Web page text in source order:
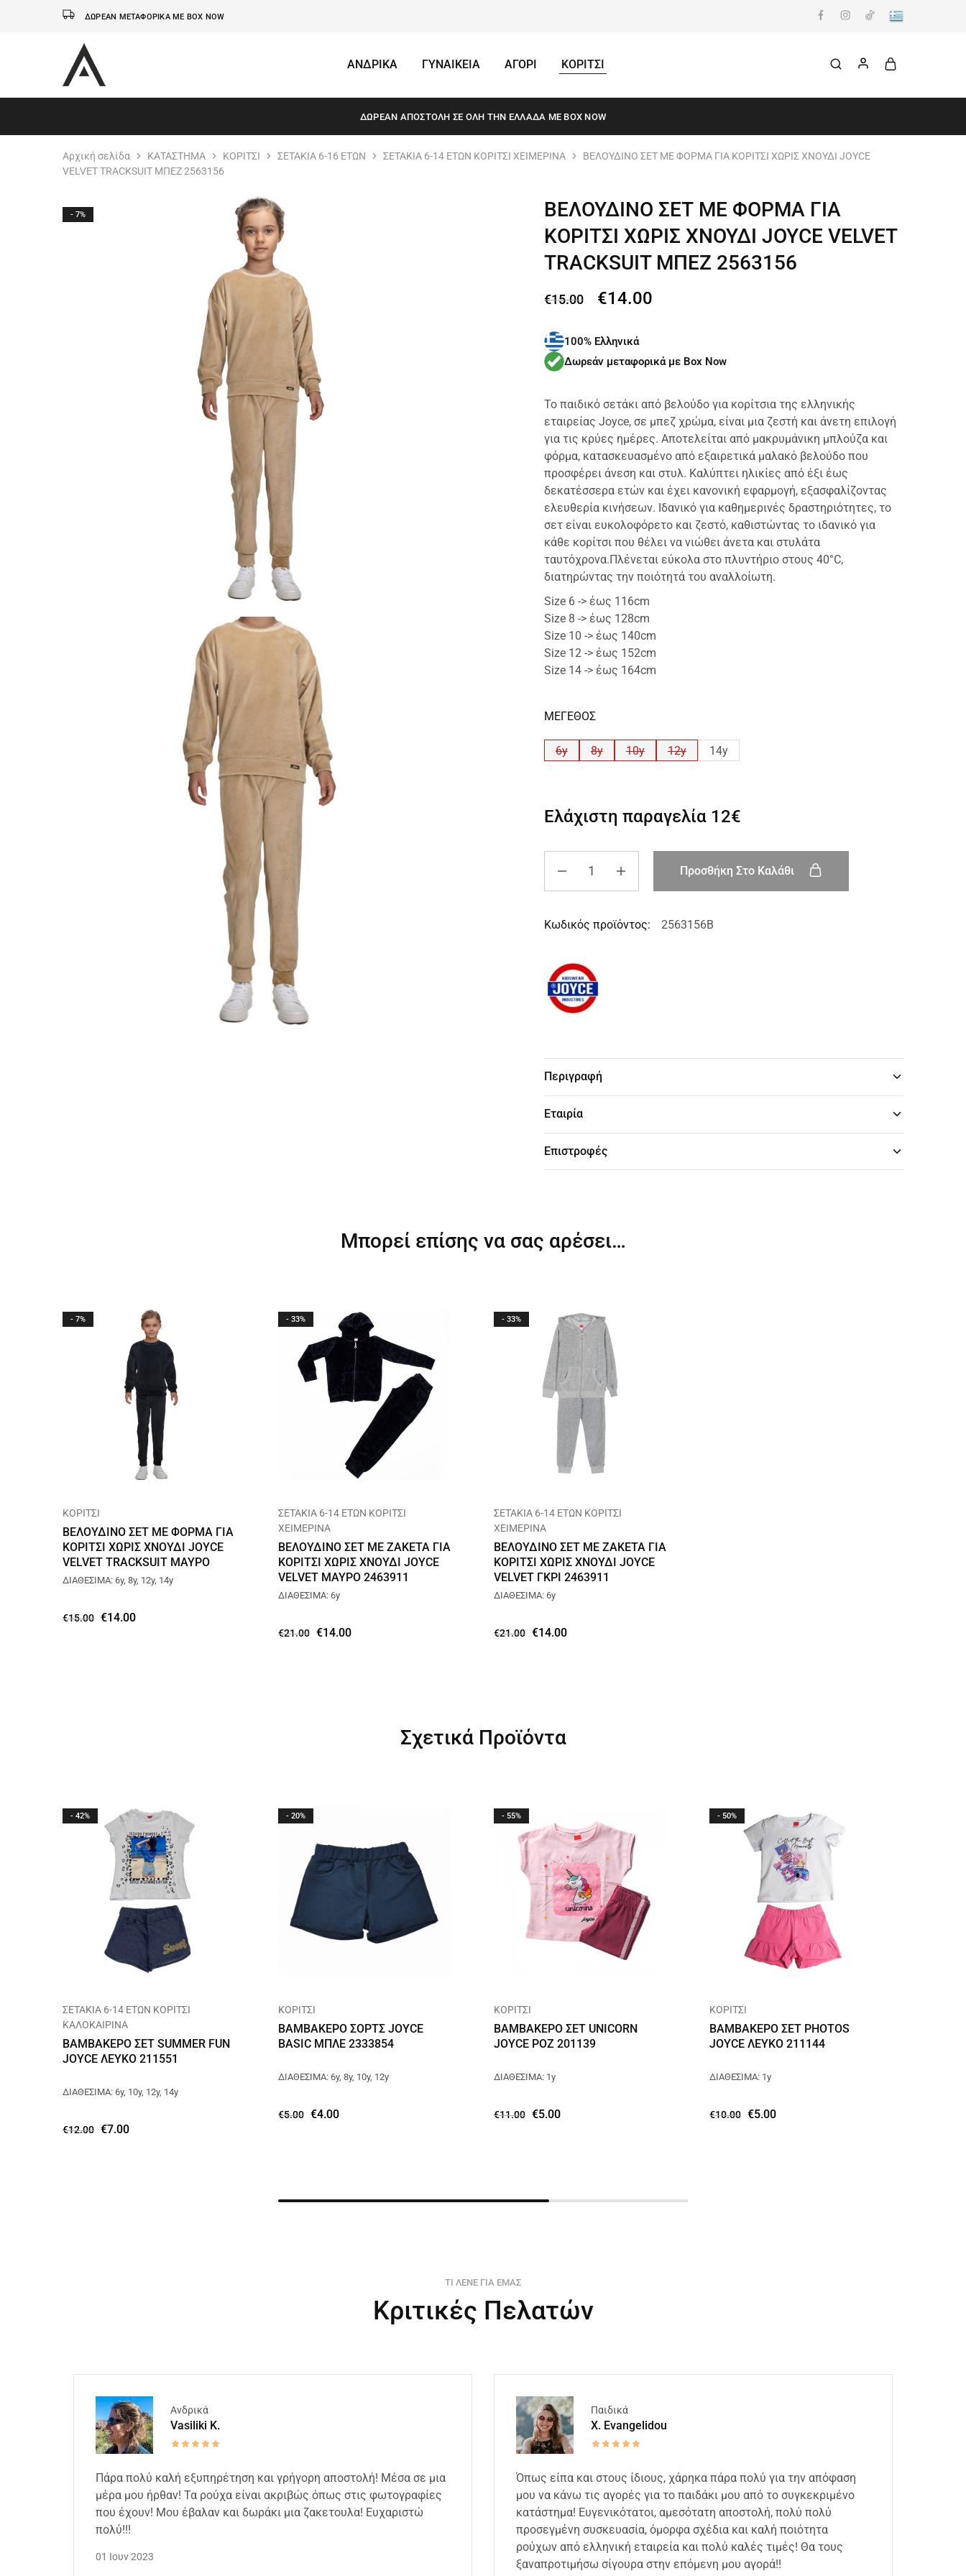
ΔΩΡΕΑΝ ΜΕΤΑΦΟΡΙΚΑ ΜΕ BOX NOW
AxidWear
Παιδικά
,
ΑΝΔΡΙΚΑ ΓΥΝΑΙΚΕΙΑ ΑΓΟΡΙ ΚΟΡΙΤΣΙ
ΔΩΡΕΆΝ ΑΠΟΣΤΟΛΗ ΣΕ ΌΛΗ ΤΗΝ ΕΛΛΆΔΑ ΜΕ BOX NOW
Αρχική σελίδα ΚΑΤΑΣΤΗΜΑ ΚΟΡΙΤΣΙ ΣΕΤΑΚΙΑ 6-16 ΕΤΩΝ ΣΕΤΑΚΙΑ 6-14 ΕΤΩΝ ΚΟΡΙΤΣΙ ΧΕΙΜΕΡΙΝΑ
ΒΕΛΟΥΔΙΝΟ ΣΕΤ ΜΕ ΦΟΡΜΑ ΓΙΑ ΚΟΡΙΤΣΙ ΧΩΡΙΣ ΧΝΟΥΔΙ JOYCE
VELVET TRACKSUIT ΜΠΕΖ 2563156
- 7%
ΒΕΛΟΥΔΙΝΟ ΣΕΤ ΜΕ ΦΟΡΜΑ ΓΙΑ
ΚΟΡΙΤΣΙ ΧΩΡΙΣ ΧΝΟΥΔΙ JOYCE VELVET
TRACKSUIT ΜΠΕΖ 2563156
€15.00 €14.00
100% Ελληνικά
Δωρεάν μεταφορικά με Box Now
Το παιδικό σετάκι από βελούδο για κορίτσια της ελληνικής
εταιρείας Joyce, σε μπεζ χρώμα, είναι μια ζεστή και άνετη επιλογή
για τις κρύες ημέρες. Αποτελείται από μακρυμάνικη μπλούζα και
φόρμα, κατασκευασμένο από εξαιρετικά μαλακό βελούδο που
προσφέρει άνεση και στυλ. Καλύπτει ηλικίες από έξι έως
δεκατέσσερα ετών και έχει κανονική εφαρμογή, εξασφαλίζοντας
ελευθερία κινήσεων. Ιδανικό για καθημερινές δραστηριότητες, το
σετ είναι ευκολοφόρετο και ζεστό, καθιστώντας το ιδανικό για
κάθε κορίτσι που θέλει να νιώθει άνετα και στυλάτα
ταυτόχρονα.Πλένεται εύκολα στο πλυντήριο στους 40°C,
διατηρώντας την ποιότητά του αναλλοίωτη.
Size 6 -> έως 116cm
Size 8 -> έως 128cm
Size 10 -> έως 140cm
Size 12 -> έως 152cm
Size 14 -> έως 164cm
ΜΕΓΕΘΟΣ
6y 8y 10y 12y 14y
Ελάχιστη παραγελία 12€
Προσθήκη Στο Καλάθι
Κωδικός προϊόντος: 2563156B
Περιγραφή
Εταιρία
Επιστροφές
Μπορεί επίσης να σας αρέσει…
- 7%
ΚΟΡΙΤΣΙ
ΒΕΛΟΥΔΙΝΟ ΣΕΤ ΜΕ ΦΟΡΜΑ ΓΙΑ
ΚΟΡΙΤΣΙ ΧΩΡΙΣ ΧΝΟΥΔΙ JOYCE
VELVET TRACKSUIT ΜΑΥΡΟ
2563156
ΔΙΑΘΕΣΙΜΑ: 6y, 8y, 12y, 14y
€15.00 €14.00
- 33%
ΣΕΤΑΚΙΑ 6-14 ΕΤΩΝ ΚΟΡΙΤΣΙ
ΧΕΙΜΕΡΙΝΑ
ΒΕΛΟΥΔΙΝΟ ΣΕΤ ΜΕ ΖΑΚΕΤΑ ΓΙΑ
ΚΟΡΙΤΣΙ ΧΩΡΙΣ ΧΝΟΥΔΙ JOYCE
VELVET ΜΑΥΡΟ 2463911
ΔΙΑΘΕΣΙΜΑ: 6y
€21.00 €14.00
- 33%
ΣΕΤΑΚΙΑ 6-14 ΕΤΩΝ ΚΟΡΙΤΣΙ
ΧΕΙΜΕΡΙΝΑ
ΒΕΛΟΥΔΙΝΟ ΣΕΤ ΜΕ ΖΑΚΕΤΑ ΓΙΑ
ΚΟΡΙΤΣΙ ΧΩΡΙΣ ΧΝΟΥΔΙ JOYCE
VELVET ΓΚΡΙ 2463911
ΔΙΑΘΕΣΙΜΑ: 6y
€21.00 €14.00
Σχετικά Προϊόντα
- 42%
ΣΕΤΑΚΙΑ 6-14 ΕΤΩΝ ΚΟΡΙΤΣΙ
ΚΑΛΟΚΑΙΡΙΝΑ
ΒΑΜΒΑΚΕΡΟ ΣΕΤ SUMMER FUN
JOYCE ΛΕΥΚΟ 211551
ΔΙΑΘΕΣΙΜΑ: 6y, 10y, 12y, 14y
€12.00 €7.00
- 20%
ΚΟΡΙΤΣΙ
ΒΑΜΒΑΚΕΡΟ ΣΟΡΤΣ JOYCE
BASIC ΜΠΛΕ 2333854
ΔΙΑΘΕΣΙΜΑ: 6y, 8y, 10y, 12y
€5.00 €4.00
- 55%
ΚΟΡΙΤΣΙ
ΒΑΜΒΑΚΕΡΟ ΣΕΤ UNICORN
JOYCE ΡΟΖ 201139
ΔΙΑΘΕΣΙΜΑ: 1y
€11.00 €5.00
- 50%
ΚΟΡΙΤΣΙ
ΒΑΜΒΑΚΕΡΟ ΣΕΤ PHOTOS
JOYCE ΛΕΥΚΟ 211144
ΔΙΑΘΕΣΙΜΑ: 1y
€10.00 €5.00
ΤΙ ΛΕΝΕ ΓΙΑ ΕΜΑΣ
Κριτικές Πελατών
Ανδρικά
Vasiliki K.
Πάρα πολύ καλή εξυπηρέτηση και γρήγορη αποστολή! Μέσα σε μια
μέρα μου ήρθαν! Τα ρούχα είναι ακριβώς όπως στις φωτογραφίες
που έχουν! Μου έβαλαν και δωράκι μια ζακετουλα! Ευχαριστώ
πολύ!!!
01 Ιουν 2023
Παιδικά
X. Evangelidou
Όπως είπα και στους ίδιους, χάρηκα πάρα πολύ για την απόφαση
μου να κάνω τις αγορές για το παιδάκι μου από το συγκεκριμένο
κατάστημα! Ευγενικότατοι, αμεσότατη αποστολή, πολύ πολύ
προσεγμένη συσκευασία, όμορφα σχέδια και καλή ποιότητα
ρούχων από ελληνική εταιρεία και πολύ καλές τιμές! Θα τους
ξαναπροτιμήσω σίγουρα στην επόμενη μου αγορά!!